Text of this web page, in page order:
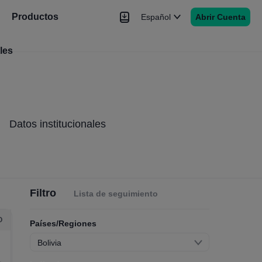
Productos
Noticias
Español Abrir Cuenta
Datos institucionales
Filtro Lista de seguimiento
Países/Regiones
Bolivia